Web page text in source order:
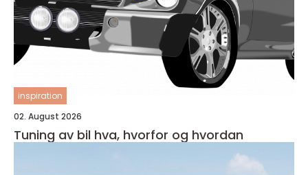
inspiration
02. August 2026
Tuning av bil hva, hvorfor og hvordan